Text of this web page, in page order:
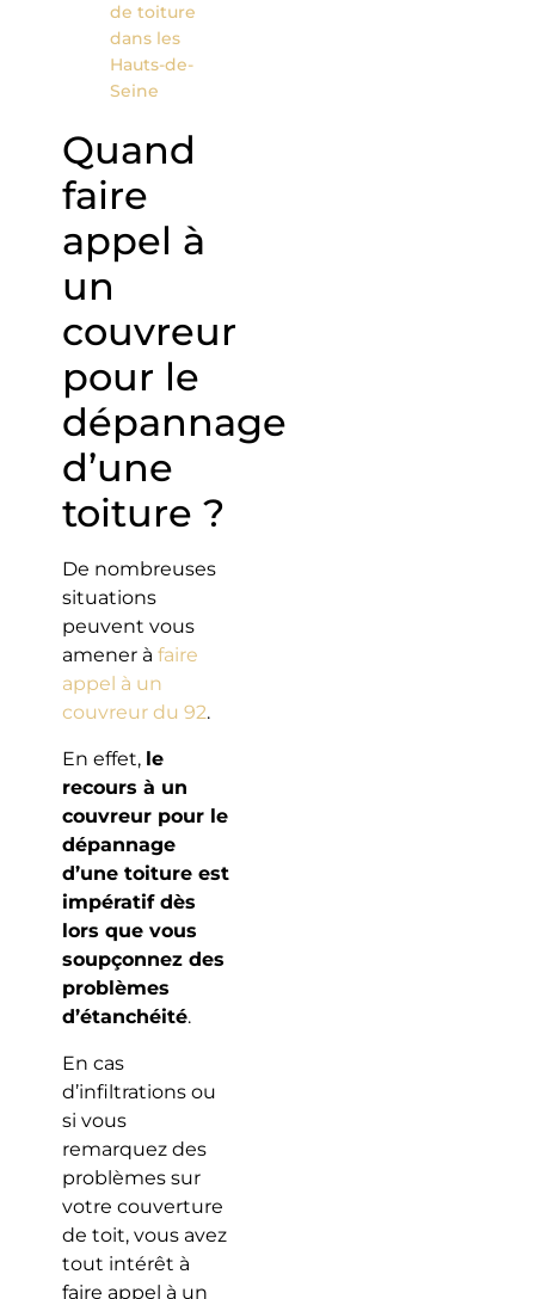
de toiture
dans les
Hauts-de-
Seine
Quand
faire
appel à
un
couvreur
pour le
dépannage
d’une
toiture ?
De nombreuses
situations
peuvent vous
amener à faire
appel à un
couvreur du 92.
En effet, le
recours à un
couvreur pour le
dépannage
d’une toiture est
impératif dès
lors que vous
soupçonnez des
problèmes
d’étanchéité.
En cas
d’infiltrations ou
si vous
remarquez des
problèmes sur
votre couverture
de toit, vous avez
tout intérêt à
faire appel à un